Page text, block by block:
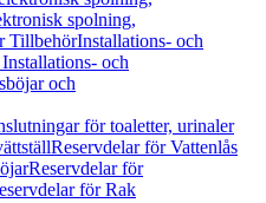
spolning,
TillbehörInstallations- och
och
och
för toaletter, urinaler
Reservdelar för Vattenlås
Reservdelar för
för Rak